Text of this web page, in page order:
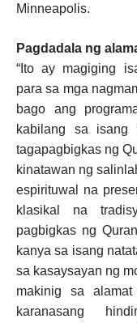
Minneapolis.
Pagdadala ng
“Ito ay magiging
para sa mga
bago ang
kabilang sa isang
tagapagbigkas ng
kinatawan ng
espirituwal na
klasikal na
pagbigkas ng
kanya sa isang
sa kasaysayan ng
makinig sa
karanasang